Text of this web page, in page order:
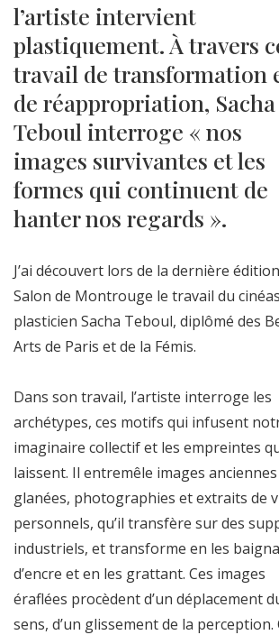
l’artiste intervient
plastiquement. À travers
travail de transformation
de réappropriation, Sacha
Teboul interroge « nos
images survivantes et les
formes qui continuent de
hanter nos regards ».
J’ai découvert lors de la dernière
Salon de Montrouge le travail du
plasticien Sacha Teboul, diplômé des
Arts de Paris et de la Fémis.
Dans son travail, l’artiste interroge les
archétypes, ces motifs qui infusent
imaginaire collectif et les empreintes
laissent. Il entremêle images anciennes
glanées, photographies et extraits de
personnels, qu’il transfère sur des
industriels, et transforme en les
d’encre et en les grattant. Ces images
éraflées procèdent d’un déplacement
sens, d’un glissement de la perception.